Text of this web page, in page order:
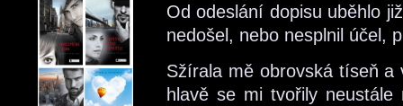
Od odeslání dopisu uběhlo
nedošel, nebo nesplnil účel,
Sžírala mě obrovská tíseň
hlavě se mi tvořily